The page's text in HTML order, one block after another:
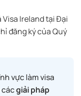
Visa Ireland tại Đại
đăng ký của Quý
vực làm visa
cácgiải pháp